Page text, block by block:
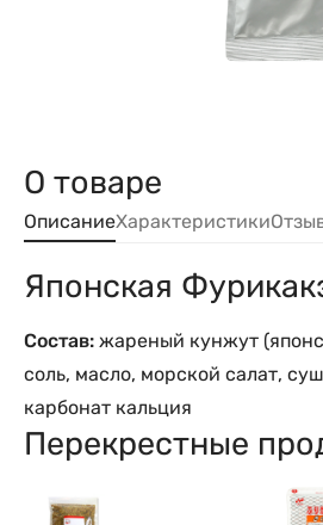
О товаре
ОписаниеХарактеристики
Японская
Состав: жареный кунжут
соль, масло, морской салат,
карбонат кальция
Перекрестные